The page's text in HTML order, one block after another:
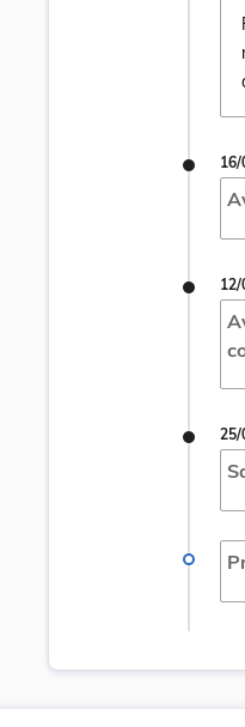
16/
12/
25/